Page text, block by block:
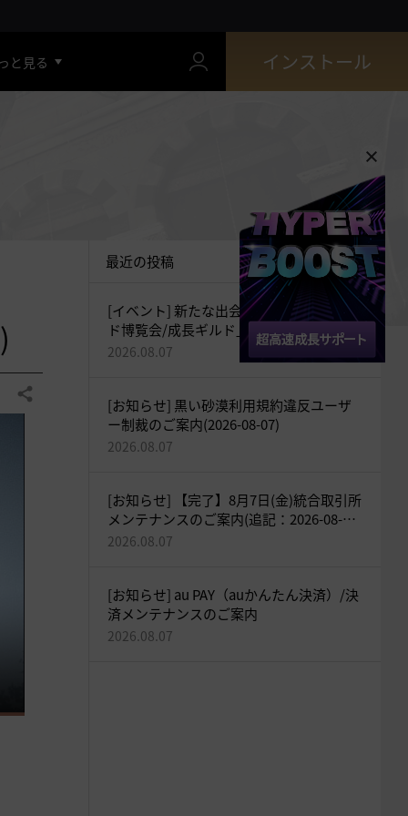
と見る インストール
共有する
最近の投稿
[イベント] 新たな出会いをつなぐ「ギル
ド博覧会/成長ギルド」開催！(追記：
2026-08-07 20:35)
2026.08.07
[お知らせ] 黒い砂漠利用規約違反ユーザ
ー制裁のご案内(2026-08-07)
2026.08.07
[お知らせ] 【完了】8月7日(金)統合取引所
メンテナンスのご案内(追記：2026-08-07
18:05)
2026.08.07
[お知らせ] au PAY（auかんたん決済）/決
済メンテナンスのご案内
2026.08.07